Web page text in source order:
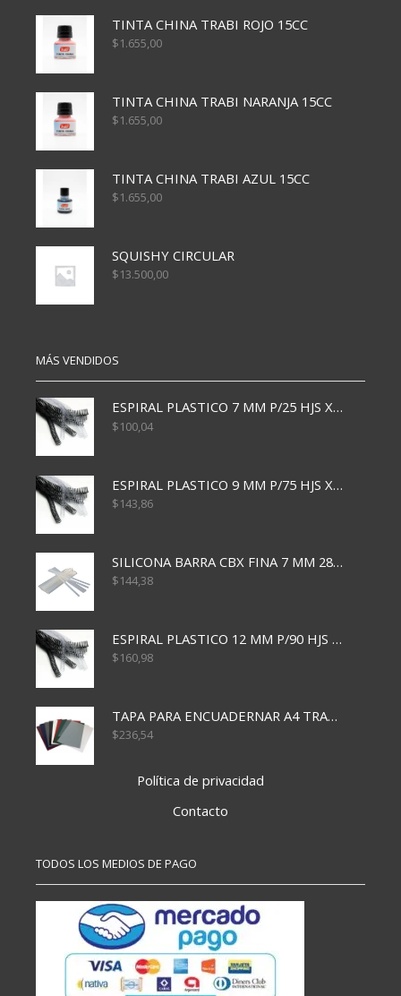
TINTA CHINA TRABI ROJO 15CC
$1.655,00
TINTA CHINA TRABI NARANJA 15CC
$1.655,00
TINTA CHINA TRABI AZUL 15CC
$1.655,00
SQUISHY CIRCULAR
$13.500,00
MÁS VENDIDOS
ESPIRAL PLASTICO 7 MM P/25 HJS X50x3000
$100,04
ESPIRAL PLASTICO 9 MM P/75 HJS X50X2400
$143,86
SILICONA BARRA CBX FINA 7 MM 28 CM
$144,38
ESPIRAL PLASTICO 12 MM P/90 HJS X50X1500
$160,98
TAPA PARA ENCUADERNAR A4 TRANSP x50x500
$236,54
Política de privacidad
Contacto
TODOS LOS MEDIOS DE PAGO